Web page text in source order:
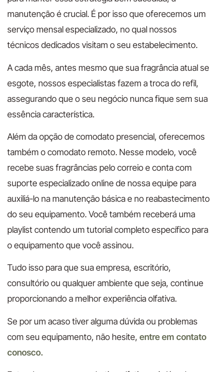
manutenção é crucial. É por isso que oferecemos um
serviço mensal especializado, no qual nossos
técnicos dedicados visitam o seu estabelecimento.
A cada mês, antes mesmo que sua fragrância atual se
esgote, nossos especialistas fazem a troca do refil,
assegurando que o seu negócio nunca fique sem sua
essência característica.
Além da opção de comodato presencial, oferecemos
também o comodato remoto. Nesse modelo, você
recebe suas fragrâncias pelo correio e conta com
suporte especializado online de nossa equipe para
auxiliá-lo na manutenção básica e no reabastecimento
do seu equipamento. Você também receberá uma
playlist contendo um tutorial completo específico para
o equipamento que você assinou.
Tudo isso para que sua empresa, escritório,
consultório ou qualquer ambiente que seja, continue
proporcionando a melhor experiência olfativa.
Se por um acaso tiver alguma dúvida ou problemas
com seu equipamento, não hesite, entre em contato
conosco.